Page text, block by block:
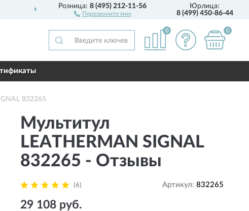
ДОСТАВИМПО ВСЕЙ РОССИИ
Розница:8 (495) 212-11-56
Перезвоните мне
Юрлица:
8 (499) 450-86-44
0 0
832265
Мультитул
LEATHERMAN SIGNAL
832265 - Отзывы
(6) Артикул: 832265
29 108 руб.